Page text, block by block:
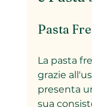
Pasta
La pasta
grazie
presenta
sua